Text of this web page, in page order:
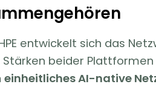
entwickelt sich das
Stärken beider
einheitliches AI-native